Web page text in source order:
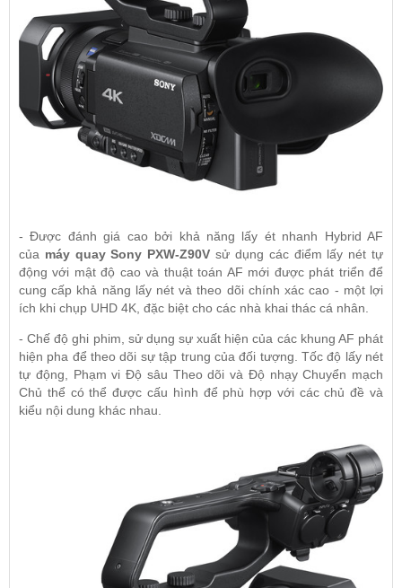
- Được đánh giá cao bởi khả năng lấy ét nhanh Hybrid AF
của máy quay Sony PXW-Z90V sử dụng các điểm lấy nét tự
động với mật độ cao và thuật toán AF mới được phát triển để
cung cấp khả năng lấy nét và theo dõi chính xác cao - một lợi
ích khi chụp UHD 4K, đặc biệt cho các nhà khai thác cá nhân.
- Chế độ ghi phim, sử dụng sự xuất hiện của các khung AF phát
hiện pha để theo dõi sự tập trung của đối tượng. Tốc độ lấy nét
tự động, Phạm vi Độ sâu Theo dõi và Độ nhạy Chuyển mạch
Chủ thể có thể được cấu hình để phù hợp với các chủ đề và
kiểu nội dung khác nhau.